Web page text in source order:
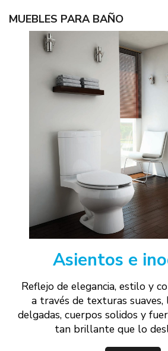
MUEBLES PARA BAÑO
Asientos e
Reflejo de elegancia, estilo y
a través de texturas suaves,
delgadas, cuerpos solidos y
tan brillante que lo